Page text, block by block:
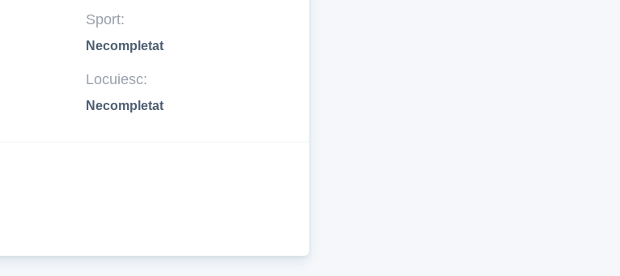
Sport:
Necompletat
Locuiesc:
Necompletat